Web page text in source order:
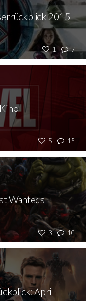
1 7
2015
5 15
3 10
Wanteds
April